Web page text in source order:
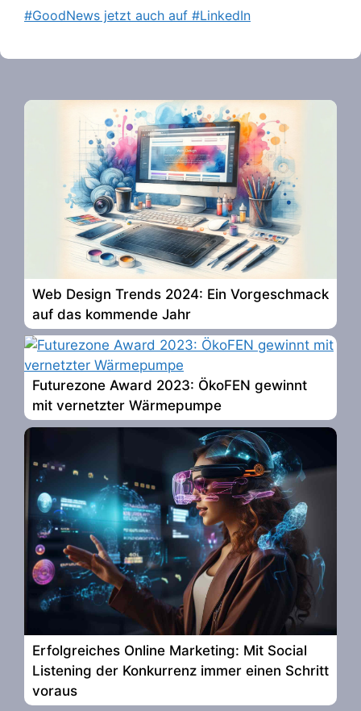
#GoodNews jetzt auch auf #LinkedIn
Web Design Trends 2024: Ein Vorgeschmack
auf das kommende Jahr
Futurezone Award 2023: ÖkoFEN gewinnt
mit vernetzter Wärmepumpe
Erfolgreiches Online Marketing: Mit Social
Listening der Konkurrenz immer einen Schritt
voraus